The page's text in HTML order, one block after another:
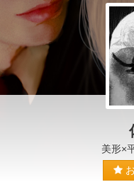
美形×